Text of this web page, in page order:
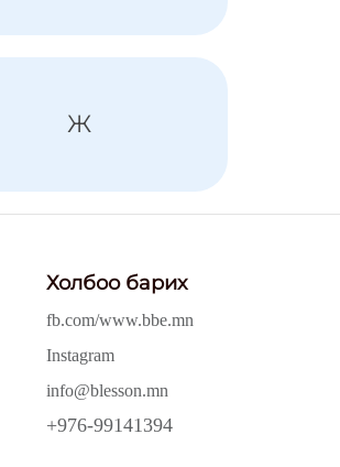
Ж
Холбоо барих
fb.com/www.bbe.mn
Instagram
info@blesson.mn
+976-99141394